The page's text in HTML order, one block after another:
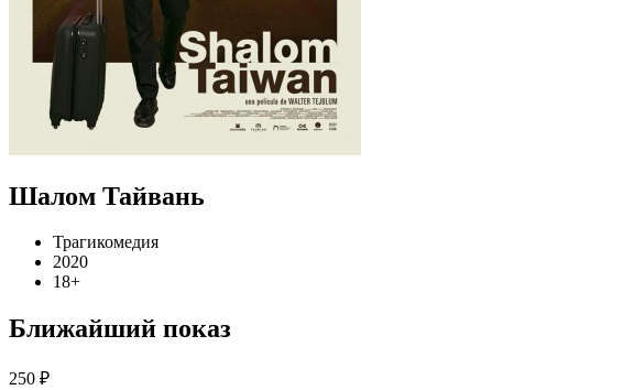
Шалом Тайвань
Трагикомедия
2020
18+
Ближайший показ
250 ₽